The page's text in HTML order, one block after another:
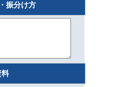
振分け方
料